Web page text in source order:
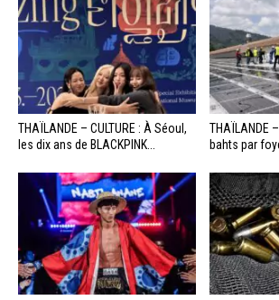
THAÏLANDE – CULTURE : À Séoul,
les dix ans de BLACKPINK...
THAÏLANDE
bahts par